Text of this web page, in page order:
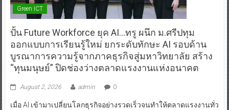
Green ICT
ปั้น Future Workforce ยุค AI…ทรู ผนึก ม.ศรีปทุม
ออกแบบการเรียนรู้ใหม่ ยกระดับทักษะ AI รอบด้าน
บูรณาการความรู้จากภาคธุรกิจสู่มหาวิทยาลัย สร้าง
“ทุนมนุษย์” ปิดช่องว่างตลาดแรงงานแห่งอนาคต
August 2, 2026 admin 0
เมื่อ AI เข้ามาเปลี่ยนโลกธุรกิจอย่างรวดเร็วจนทำให้ตลาดแรงงานทั่ว